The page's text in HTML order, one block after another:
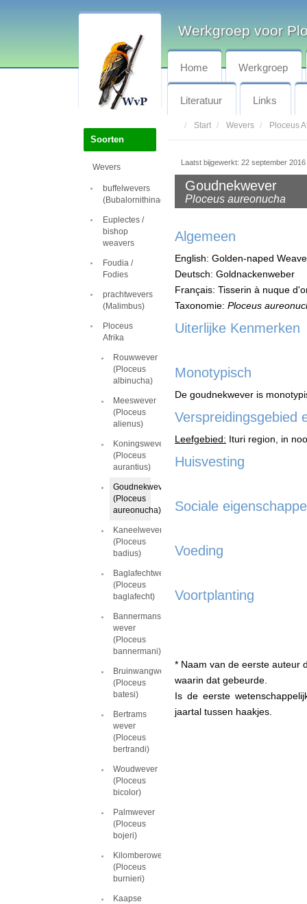
Soorten
Wevers
buffelwevers
(Bubalornithinae)
Euplectes /
bishop
weavers
Foudia /
Fodies
prachtwevers
(Malimbus)
Ploceus
Afrika
Rouwwever
(Ploceus
albinucha)
Meeswever
(Ploceus
alienus)
Koningswever
(Ploceus
aurantius)
Goudnekwever
(Ploceus
aureonucha)
Kaneelwever
(Ploceus
badius)
Baglafechtwever
(Ploceus
baglafecht)
Bannermans
wever
(Ploceus
bannermani)
Bruinwangwever
(Ploceus
batesi)
Bertrams
wever
(Ploceus
bertrandi)
Woudwever
(Ploceus
bicolor)
Palmwever
(Ploceus
bojeri)
Kilomberowever
(Ploceus
burnieri)
Kaapse
Werkgroep voor
Home Werkgroep
Literatuur Links
Start Wevers Ploceus
Laatst bijgewerkt: 22 september 2016
Goudnekwever
Ploceus aureonucha
Algemeen
English: Golden-naped
Deutsch: Goldnackenweber
Français: Tisserin à nuque
Taxonomie: Ploceus
Uiterlijke Kenmerken
Monotypisch
De goudnekwever is
Verspreidingsgebied
Leefgebied: Ituri region, in
Huisvesting
Sociale
Voeding
Voortplanting
* Naam van de eerste auteur
waarin dat gebeurde.
Is de eerste
jaartal tussen haakjes.